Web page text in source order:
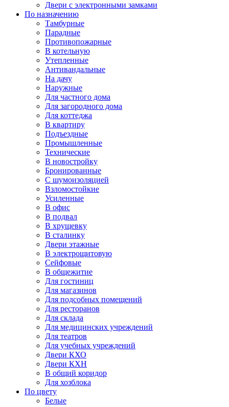
Двери с электронными замками
По назначению
Тамбурные
Парадные
Противопожарные
В котельную
Утепленные
Антивандальные
На дачу
Наружные
Для частного дома
Для загородного дома
Для коттеджа
В квартиру
Подъездные
Промышленные
Технические
В новостройку
Бронированные
С шумоизоляцией
Взломостойкие
Усиленные
В офис
В подвал
В хрущевку
В сталинку
Двери этажные
В электрощитовую
Сейфовые
В общежитие
Для гостиниц
Для магазинов
Для подсобных помещений
Для ресторанов
Для склада
Для медицинских учреждений
Для театров
Для учебных учреждений
Двери КХО
Двери КХН
В общий коридор
Для хозблока
По цвету
Белые